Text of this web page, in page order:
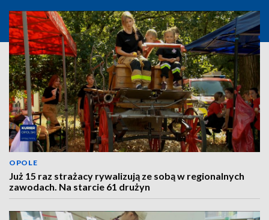
OPOLE
Już 15 raz strażacy rywalizują ze sobą w regionalnych
zawodach. Na starcie 61 drużyn